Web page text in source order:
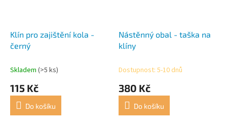
Klín pro zajištění kola -
černý
Skladem (>5 ks)
115 Kč
Do košíku
Nástěnný obal - taška na
klíny
Dostupnost: 5-10 dnů
380 Kč
Do košíku